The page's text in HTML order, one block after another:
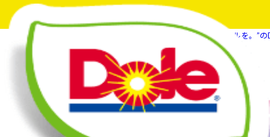
“フルーツでスマイルを。